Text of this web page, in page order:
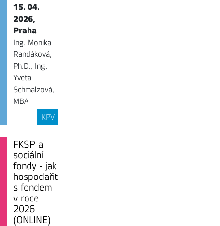
15. 04.
2026,
Praha
Ing. Monika
Randáková,
Ph.D., Ing.
Yveta
Schmalzová,
MBA
KPV
FKSP a
sociální
fondy - jak
hospodařit
s fondem
v roce
2026
(ONLINE)